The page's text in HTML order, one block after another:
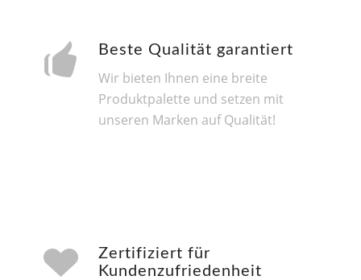
Beste Qualität garantiert
Wir bieten Ihnen eine breite
Produktpalette und setzen mit
unseren Marken auf Qualität!
Zertifiziert für
Kundenzufriedenheit